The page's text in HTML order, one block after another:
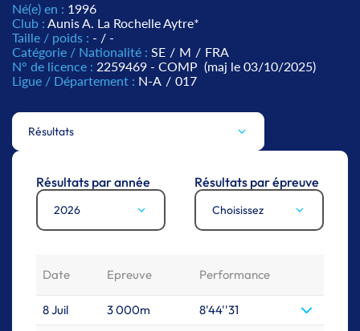
Né(e) en : 1996
Club : Aunis A. La Rochelle Aytre*
Taille / poids : - / -
Catégorie / Nationalité : SE / M / FRA
N° de licence : 2259469 - COMP (maj le 03/10/2025)
Ligue / Département : N-A / 017
Résultats
Résultats par année
2026
Résultats par épreuve
Choisissez
Date Epreuve Performance
8 Juil 3 000m
8'44''31